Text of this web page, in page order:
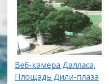
Веб-камера Далласа,
Площадь Дили-плаза